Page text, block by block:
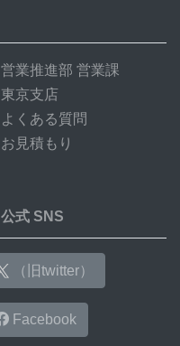
営業推進部 営業課
東京支店
よくある質問
お見積もり
公式 SNS
（旧twitter）
Facebook